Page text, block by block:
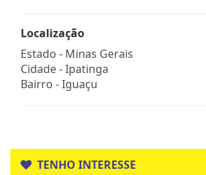
Localização
Estado - Minas Gerais
Cidade -Ipatinga
Bairro -Iguaçu
TENHO INTERESSE